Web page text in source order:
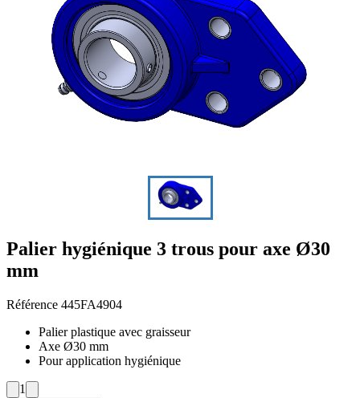
Palier hygiénique 3 trous pour axe Ø30
mm
Référence 445FA4904
Palier plastique avec graisseur
Axe Ø30 mm
Pour application hygiénique
1